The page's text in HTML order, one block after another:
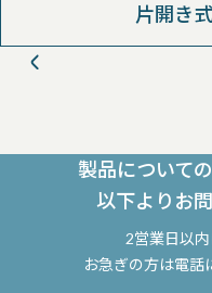
片開き
製品について
以下よりお
2営業日以内
お急ぎの方は電話